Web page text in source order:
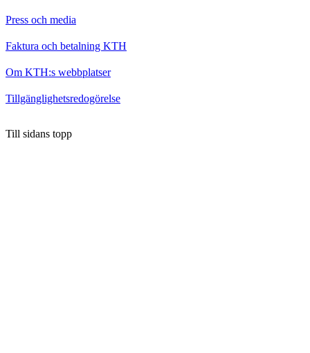
Press och media
Faktura och betalning KTH
Om KTH:s webbplatser
Tillgänglighetsredogörelse
Till sidans topp